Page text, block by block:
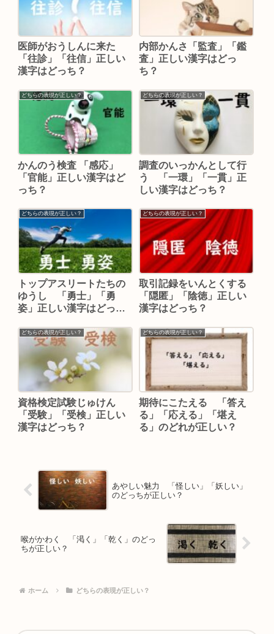
医師がおうしんに来た
「往診」「往信」正しい
漢字はどっち？
内部かんさ「監査」「鑑
査」正しい漢字はどっ
ち？
どちらの表現が正しい？
かんのう検査 「感応」
「官能」正しい漢字はど
っち？
どちらの表現が正しい？
調査のいっかんとして行
う 「一環」「一貫」正
しい漢字はどっち？
どちらの表現が正しい？
トップアスリートたちの
ゆうし 「勇士」「勇
姿」正しい漢字はどっ
どちらの表現が正しい？
取引記録をいんとくする
「隠匿」「陰徳」正しい
漢字はどっち？
どちらの表現が正しい？
資格検定試験じゅけん
「受験」「受検」正しい
漢字はどっち？
どちらの表現が正しい？
期待にこたえる 「答え
る」「応える」「堪え
る」のどれが正しい？
あやしい魅力 「怪しい」「妖しい」
のどっちが正しい？
喉がかわく 「渇く」「乾く」のどっ
ちが正しい？
ホーム どちらの表現が正しい？